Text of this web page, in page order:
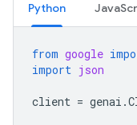
Python
from google
import json
client = genai .